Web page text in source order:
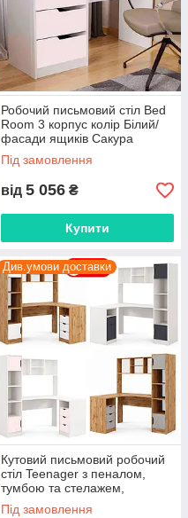
Робочий письмовий стіл Bed
Room 3 корпус колір Білий/
фасади ящиків Сакура
Під замовлення
від 5 056 ₴
Купити
Див.умови доставки
Кутовий письмовий робочий
стіл Teenager з пеналом,
тумбою та стелажем,
комбінація кольору
Під замовлення